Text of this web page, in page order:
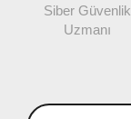
Siber Güvenlik
Uzmanı